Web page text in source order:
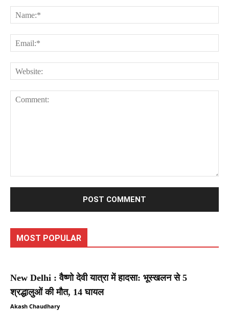
MOST POPULAR
New Delhi : वैष्णो देवी यात्रा में हादसा: भूस्खलन से 5
श्रद्धालुओं की मौत, 14 घायल
Akash Chaudhary